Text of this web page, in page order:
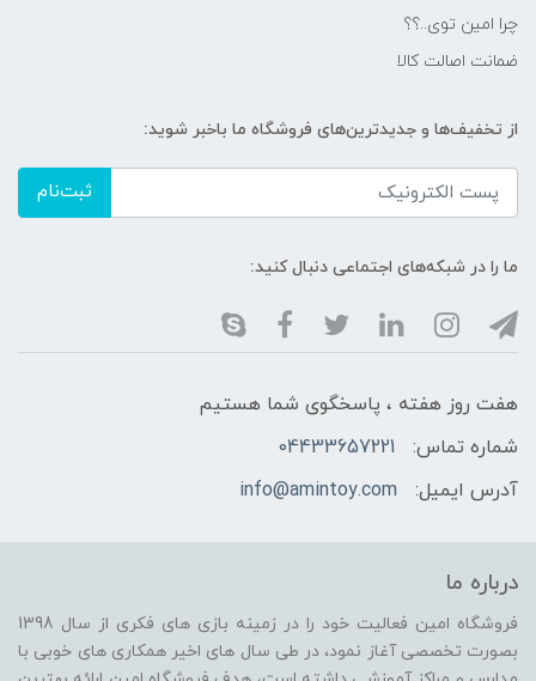
چرا امین توی..؟؟
ضمانت اصالت کالا
از تخفیف‌ها و جدیدترین‌های فروشگاه ما باخبر شوید:
ثبت‌نام
ما را در شبکه‌های اجتماعی دنبال کنید:
هفت روز هفته ، پاسخگوی شما هستیم
شماره تماس:
04433657221
آدرس ایمیل:
info@amintoy.com
درباره ما
فروشگاه امین فعالیت خود را در زمینه بازی های فکری از سال 1398
بصورت تخصصی آغاز نمود، در طی سال های اخیر همکاری های خوبی با